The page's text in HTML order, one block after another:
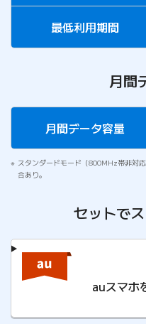
最低利用期間
月間
月間データ容量
スタンダードモード（800MHz帯非対
合あり。
セットで
auスマホ